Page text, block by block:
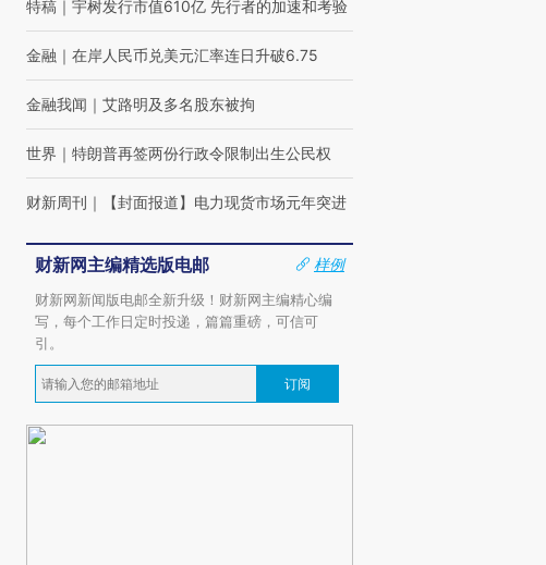
特稿 ｜ 宇树发行市值610亿 先行者的加速和考验
金融 ｜ 在岸人民币兑美元汇率连日升破6.75
金融我闻 ｜ 艾路明及多名股东被拘
世界 ｜ 特朗普再签两份行政令限制出生公民权
财新周刊 ｜ 【封面报道】电力现货市场元年突进
财新网主编精选版电邮
样例
财新网新闻版电邮全新升级！财新网主编精心编
写，每个工作日定时投递，篇篇重磅，可信可
引。
订阅